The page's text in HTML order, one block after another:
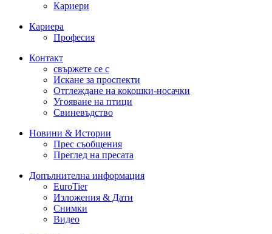
Кариери
Кариера
Професия
Контакт
свържете се с
Искане за проспекти
Отглеждане на кокошки-носачки
Угояване на птици
Свиневъдство
Новини & Истории
Прес съобщения
Преглед на пресата
Допълнителна информация
EuroTier
Изложения & Дати
Снимки
Видео